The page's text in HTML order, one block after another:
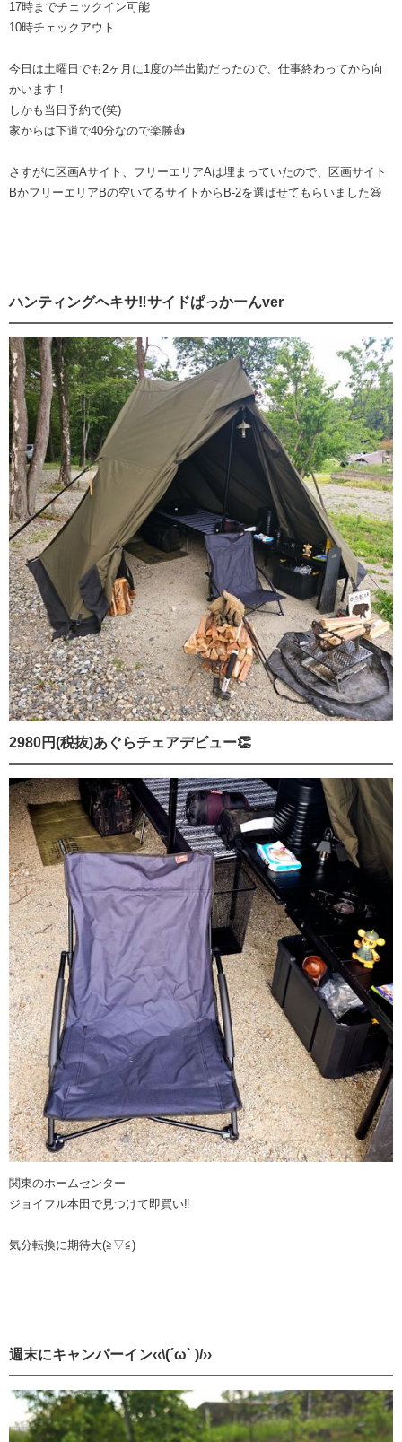
17時までチェックイン可能
10時チェックアウト
今日は土曜日でも2ヶ月に1度の半出勤だったので、仕事終わってから向
かいます！
しかも当日予約で(笑)
家からは下道で40分なので楽勝👍
さすがに区画Aサイト、フリーエリアAは埋まっていたので、区画サイト
BかフリーエリアBの空いてるサイトからB-2を選ばせてもらいました😆
ハンティングヘキサ‼️サイドぱっかーんver
2980円(税抜)あぐらチェアデビュー👏
関東のホームセンター
ジョイフル本田で見つけて即買い‼️
気分転換に期待大(≧▽≦)ゞ
週末にキャンパーイン‹‹\(´ω` )/››